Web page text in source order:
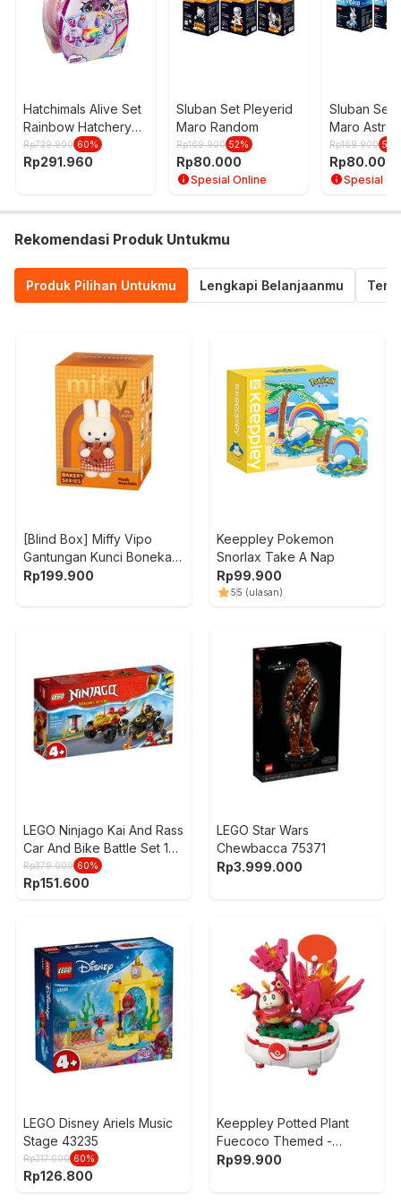
Nama Komoditas:
HATC-ALIVE RAINBOW SPLASH CARTON
6069777
Hatchimals Alive Set
Rainbow Hatchery
Random
Rp729.900 60%
Rp291.960
Sluban Set Pleyerid
Maro Random
Rp169.900 52%
Rp80.000
Spesial Online
Sluban Set
Maro
Random
Rp169.900 52
Rp80.000
Spesial
Rekomendasi Produk Untukmu
Produk Pilihan Untukmu Lengkapi Belanjaanmu
[Blind Box] Miffy Vipo
Gantungan Kunci Boneka
Plush Bakery
Rp199.900
Keeppley Pokemon
Snorlax Take A Nap
Rp99.900
55 (ulasan)
LEGO Ninjago Kai And Rass
Car And Bike Battle Set 103
pcs 71789 - Mix
Rp379.000 60%
Rp151.600
LEGO Star Wars
Chewbacca 75371
Rp3.999.000
LEGO Disney Ariels Music
Stage 43235
Rp317.000 60%
Rp126.800
Keeppley Potted Plant
Fuecoco Themed -
Pink/Merah
Rp99.900